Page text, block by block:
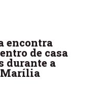
encontra
de casa
durante a
Marília